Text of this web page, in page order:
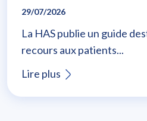
29/07/2026
La HAS publie un guide
recours aux patients...
Lire plus